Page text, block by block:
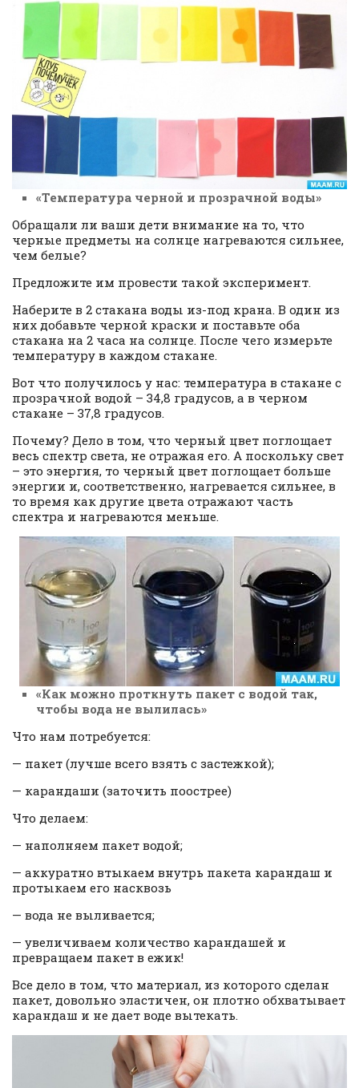
«Температура черной и прозрачной воды»
Обращали ли ваши дети внимание на то, что
черные предметы на солнце нагреваются сильнее,
чем белые?
Предложите им провести такой эксперимент.
Наберите в 2 стакана воды из-под крана. В один из
них добавьте черной краски и поставьте оба
стакана на 2 часа на солнце. После чего измерьте
температуру в каждом стакане.
Вот что получилось у нас: температура в стакане с
прозрачной водой – 34,8 градусов, а в черном
стакане – 37,8 градусов.
Почему? Дело в том, что черный цвет поглощает
весь спектр света, не отражая его. А поскольку свет
– это энергия, то черный цвет поглощает больше
энергии и, соответственно, нагревается сильнее, в
то время как другие цвета отражают часть
спектра и нагреваются меньше.
«Как можно проткнуть пакет с водой так,
чтобы вода не вылилась»
Что нам потребуется:
— пакет (лучше всего взять с застежкой);
— карандаши (заточить поострее)
Что делаем:
— наполняем пакет водой;
— аккуратно втыкаем внутрь пакета карандаш и
протыкаем его насквозь
— вода не выливается;
— увеличиваем количество карандашей и
превращаем пакет в ежик!
Все дело в том, что материал, из которого сделан
пакет, довольно эластичен, он плотно обхватывает
карандаш и не дает воде вытекать.